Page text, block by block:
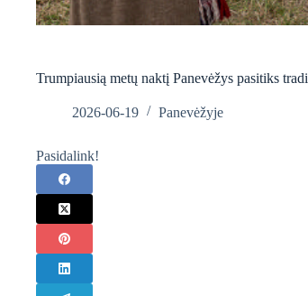
Trumpiausią metų naktį Panevėžys pasitiks
2026-06-19 Panevėžyje
Pasidalink!